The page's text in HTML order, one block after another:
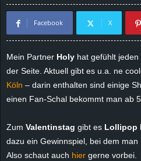
Facebook X
Mein Partner Holy hat gefühlt
der Seite. Aktuell gibt es u.a. ne
Köln – darin enthalten sind einige
einen Fan-Schal bekommt man ab
Zum Valentinstag gibt es Lollipop
dazu ein Gewinnspiel, bei dem man
Also schaut auch hier gerne vorbei.